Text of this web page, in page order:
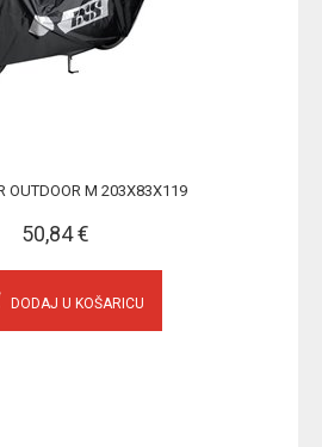
OUTDOOR M 203X83X119
50,84 €
DODAJ U KOŠARICU